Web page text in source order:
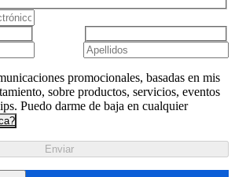
promocionales, basadas en mis
sobre productos, servicios, eventos
Puedo darme de baja en cualquier
Enviar